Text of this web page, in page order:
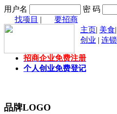
用户名 密 码
找项目 |
要招商
主页| 美食|
创业 | 连锁
招商企业免费注册
个人创业免费登记
品牌LOGO